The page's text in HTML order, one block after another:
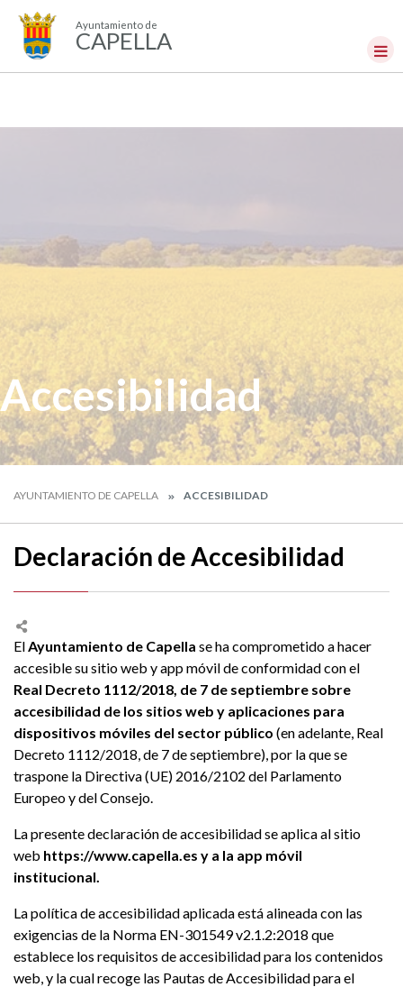
Ayuntamiento de
CAPELLA
Accesibilidad
AYUNTAMIENTO DE CAPELLA ACCESIBILIDAD
Declaración de Accesibilidad
ElAyuntamiento de Capella se ha comprometido a hacer
accesible su sitio web y app móvil de conformidad con el
Real Decreto 1112/2018, de 7 de septiembre sobre
accesibilidad de los sitios web y aplicaciones para
dispositivos móviles del sector público (en adelante, Real
Decreto 1112/2018, de 7 de septiembre), por la que se
traspone la Directiva (UE) 2016/2102 del Parlamento
Europeo y del Consejo.
La presente declaración de accesibilidad se aplica al sitio
web https://www.capella.es y a la app móvil
institucional.
La política de accesibilidad aplicada está alineada con las
exigencias de la Norma EN-301549 v2.1.2:2018 que
establece los requisitos de accesibilidad para los contenidos
web, y la cual recoge las Pautas de Accesibilidad para el